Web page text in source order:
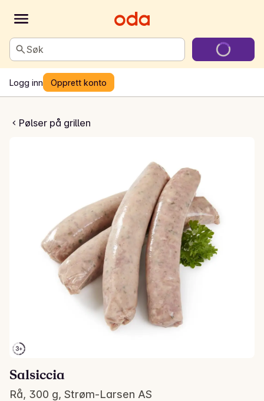
Søk
Logg inn Opprett konto
Pølser på grillen
Salsiccia
Rå, 300 g, Strøm-Larsen AS